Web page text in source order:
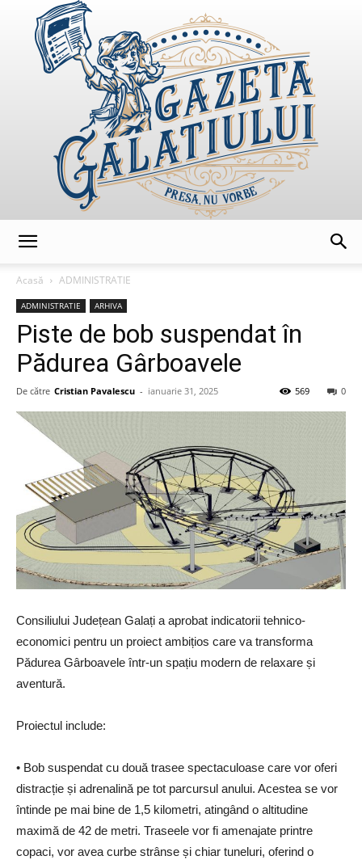
Acasă
ADMINISTRATIE
ADMINISTRATIE ARHIVA
Piste de bob suspendat în
Pădurea Gârboavele
De către Cristian Pavalescu - ianuarie 31, 2025 0
569
Consiliului Județean Galați a aprobat indicatorii tehnico-
economici pentru un proiect ambițios care va transforma
Pădurea Gârboavele într-un spațiu modern de relaxare și
aventură.
Proiectul include:
• Bob suspendat cu două trasee spectaculoase care vor oferi
distracție și adrenalină pe tot parcursul anului. Acestea se vor
întinde pe mai bine de 1,5 kilometri, atingând o altitudine
maximă de 42 de metri. Traseele vor fi amenajate printre
copaci, vor avea curbe strânse și chiar tuneluri, oferind o